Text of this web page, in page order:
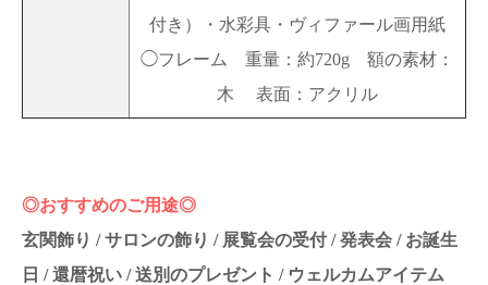
付き）・水彩具・ヴィファール画用紙
◯フレーム 重量：約720g 額の素材：
木 表面：アクリル
◎おすすめのご用途◎
玄関飾り / サロンの飾り / 展覧会の受付 / 発表会 / お誕生
日 / 還暦祝い / 送別のプレゼント / ウェルカムアイテム